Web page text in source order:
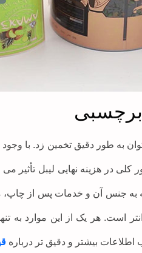
به طور دقیق تخمین زد. با
کلی در هزینه نهایی لیبل تأثیر
به جنس آن و خدمات پس از چاپ،
است. هر یک از این موارد به
بیشتر و دقیق تر درباره